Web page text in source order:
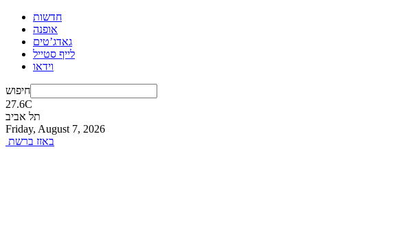
חדשות
אופנה
גאדג’טים
לייף סטייל
וידאו
חיפוש
27.6C
תל אביב
Friday, August 7, 2026
באזז ברשת